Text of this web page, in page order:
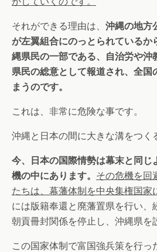
それができる理由は、 沖縄の地方
が左翼組合にのっとられているか
縄県民の一部である、自治労や沖
県民の総意として報道され、全国
まうのです。
これは、非常に危険な事です。
沖縄と日本の間に大きな溝をつく
今、日本の国際情勢は幕末と同じ
機の中にあります。 その危機を回
たちは、幕藩体制を中央集権国家
には版籍奉還と廃藩置県を行い、
朝貢冊封関係を停止し、沖縄県を
この国家体制で富国強兵策を行っ